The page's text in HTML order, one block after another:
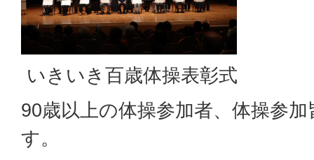
いきいき百歳体操表彰式
90歳以上の体操参加者、体操参
す。